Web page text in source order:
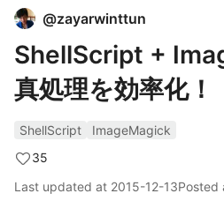
@zayarwinttun
ShellScript +
真処理を効率化！
ShellScript
ImageMagick
35
Last updated at 2015-12-13Posted